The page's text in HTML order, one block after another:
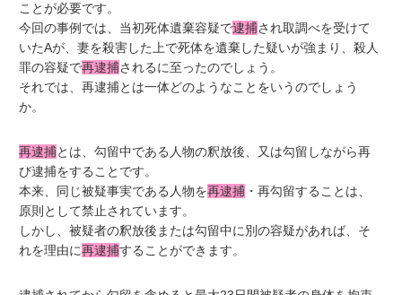
ことが必要です。
今回の事例では、当初死体遺棄容疑で逮捕され取調べを受けて
いたAが、妻を殺害した上で死体を遺棄した疑いが強まり、殺人
罪の容疑で再逮捕されるに至ったのでしょう。
それでは、再逮捕とは一体どのようなことをいうのでしょう
か。
再逮捕とは、勾留中である人物の釈放後、又は勾留しながら再
び逮捕をすることです。
本来、同じ被疑事実である人物を再逮捕 ・再勾留することは、
原則として禁止されています。
しかし、被疑者の釈放後または勾留中に別の容疑があれば、そ
れを理由に再逮捕することができます。